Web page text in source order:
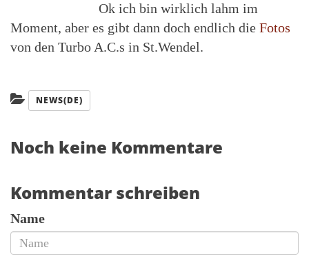
Ok ich bin wirklich lahm im
Moment, aber es gibt dann doch endlich die Fotos
von den Turbo A.C.s in St.Wendel.
Kategorien:
NEWS(DE)
Noch keine Kommentare
Kommentar schreiben
Name